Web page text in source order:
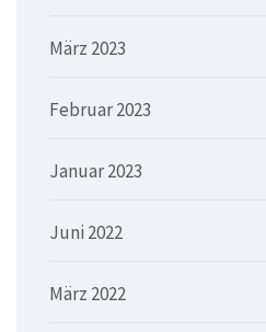
März 2023
Februar 2023
Januar 2023
Juni 2022
März 2022